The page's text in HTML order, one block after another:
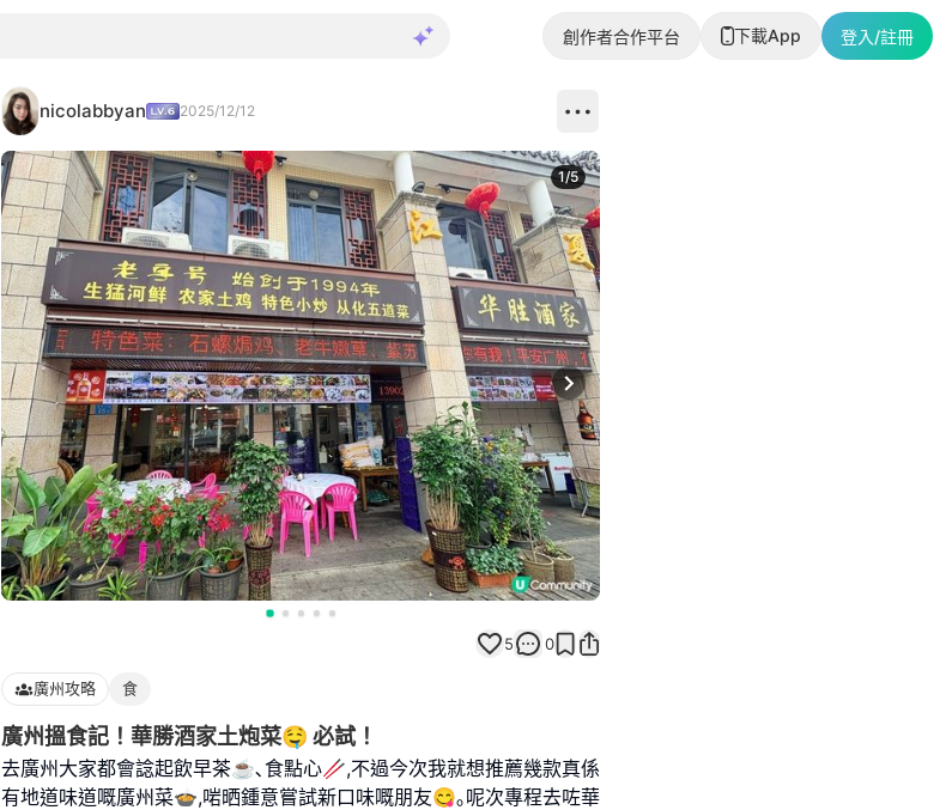
創作者合作平台 下載App 登入/註冊
nicolabbyan 2025/12/12
Next slide
1/5
5 0
廣州攻略 食
廣州搵食記！華勝酒家土炮菜🤤 必試！
去廣州大家都會諗起飲早茶☕､食點心🥢,不過今次我就想推薦幾款真係
有地道味道嘅廣州菜🍲,啱晒鍾意嘗試新口味嘅朋友😋｡呢次專程去咗華